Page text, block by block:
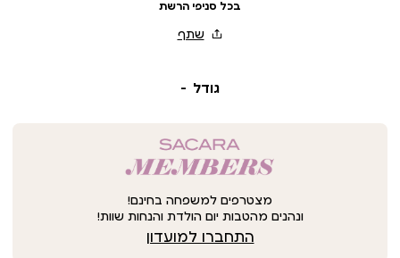
בכל סניפי הרשת
גודל
מצטרפים למשפחה בחינם!
ונהנים מהטבות יום הולדת והנחות שוות!
התחברו למועדון